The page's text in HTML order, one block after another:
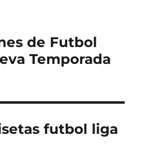
de Futbol
Temporada
futbol liga